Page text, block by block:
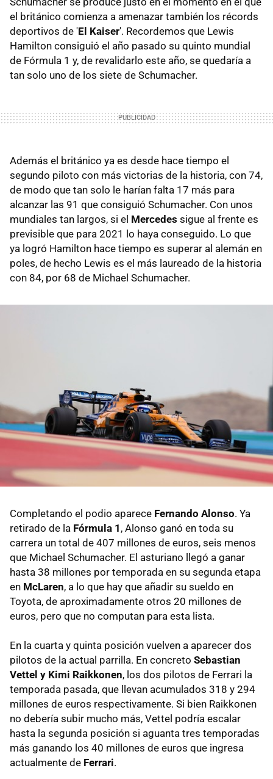
el británico comienza a amenazar también los récords
deportivos de 'El Kaiser'. Recordemos que Lewis
Hamilton consiguió el año pasado su quinto mundial
de Fórmula 1 y, de revalidarlo este año, se quedaría a
tan solo uno de los siete de Schumacher.
Además el británico ya es desde hace tiempo el
segundo piloto con más victorias de la historia, con 74,
de modo que tan solo le harían falta 17 más para
alcanzar las 91 que consiguió Schumacher. Con unos
mundiales tan largos, si el Mercedes sigue al frente es
previsible que para 2021 lo haya conseguido. Lo que
ya logró Hamilton hace tiempo es superar al alemán en
poles, de hecho Lewis es el más laureado de la historia
con 84, por 68 de Michael Schumacher.
Completando el podio aparece Fernando Alonso. Ya
retirado de la Fórmula 1 , Alonso ganó en toda su
carrera un total de 407 millones de euros, seis menos
que Michael Schumacher. El asturiano llegó a ganar
hasta 38 millones por temporada en su segunda etapa
en McLaren, a lo que hay que añadir su sueldo en
Toyota, de aproximadamente otros 20 millones de
euros, pero que no computan para esta lista.
En la cuarta y quinta posición vuelven a aparecer dos
pilotos de la actual parrilla. En concreto Sebastian
Vettel y Kimi Raikkonen, los dos pilotos de Ferrari la
temporada pasada, que llevan acumulados 318 y 294
millones de euros respectivamente. Si bien Raikkonen
no debería subir mucho más, Vettel podría escalar
hasta la segunda posición si aguanta tres temporadas
más ganando los 40 millones de euros que ingresa
actualmente de Ferrari.